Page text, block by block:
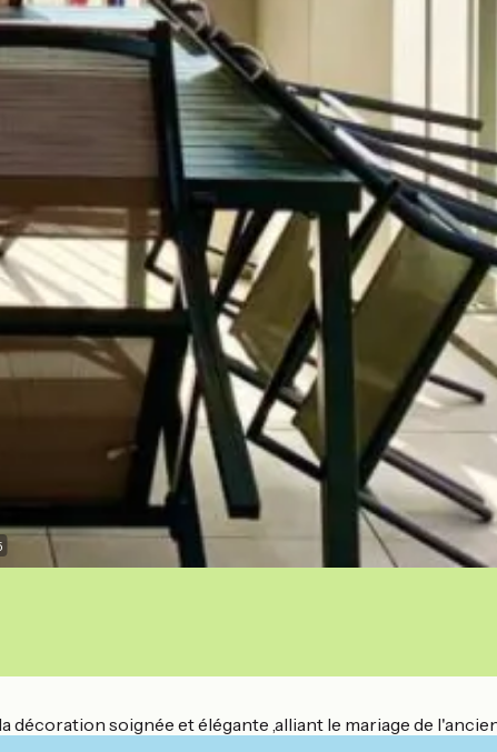
décoration soignée et élégante ,alliant le mariage de